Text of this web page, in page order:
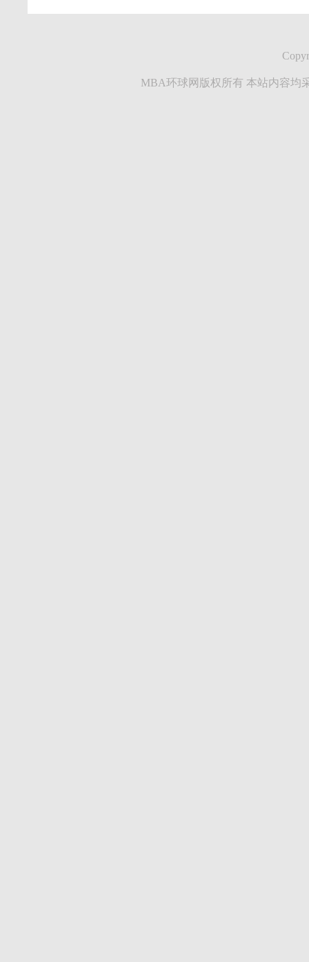
MBA环球网版权所有 本站内容均